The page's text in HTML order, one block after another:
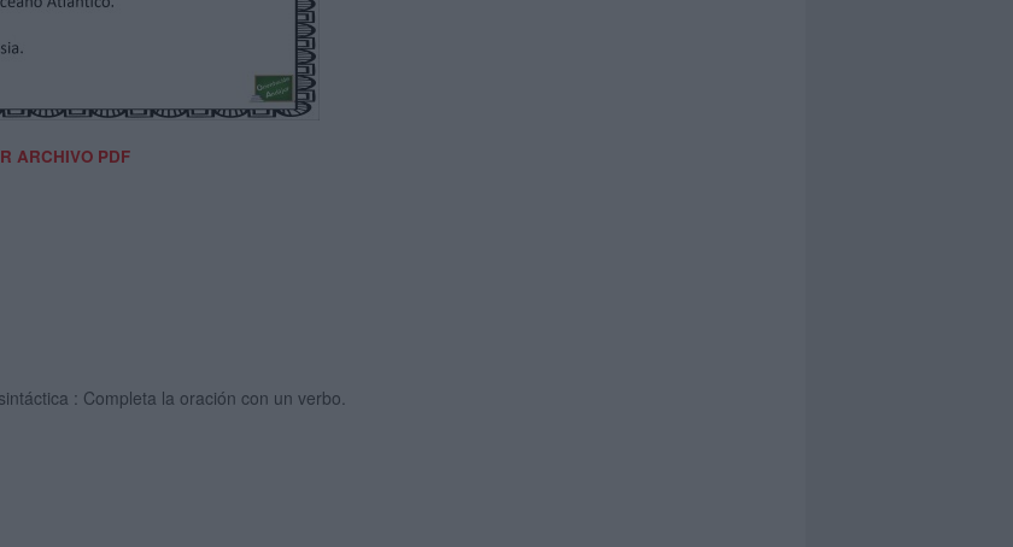
ARCHIVO PDF
: Completa la oración con un verbo.